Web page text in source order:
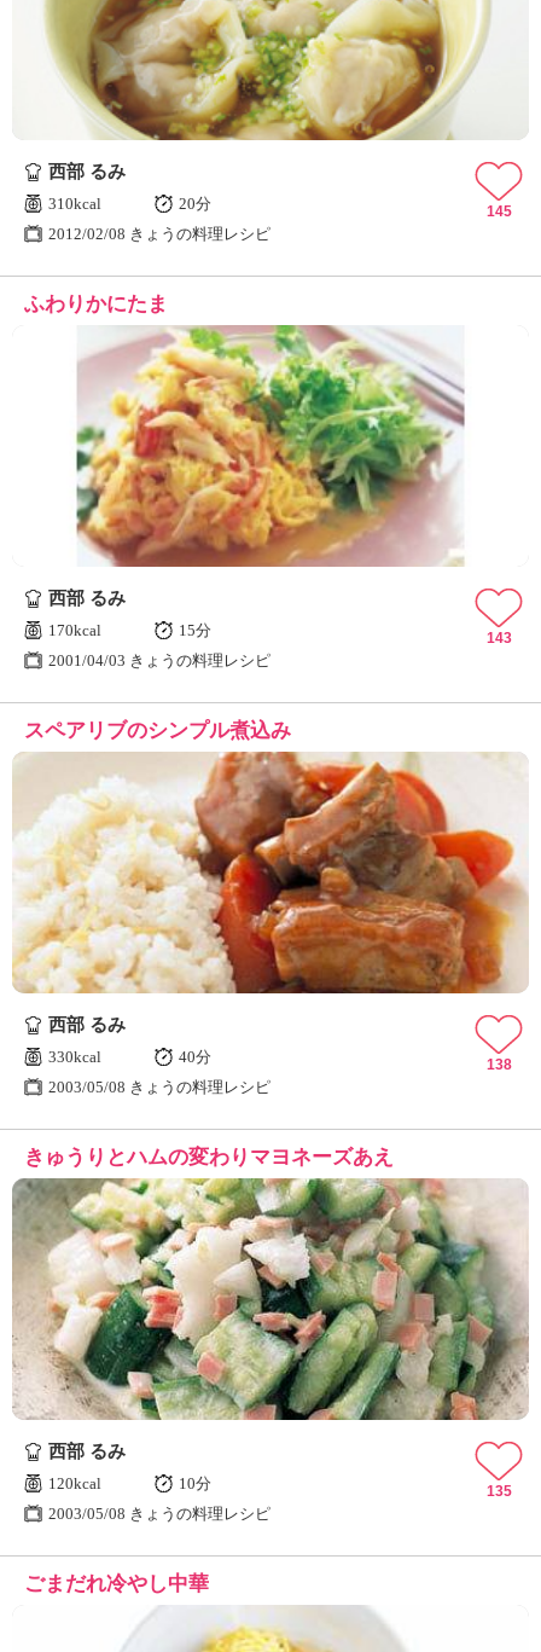
西部 るみ
310kcal
20分
2012/02/08 きょうの料理レシピ
145
ふわりかにたま
西部 るみ
170kcal
15分
2001/04/03 きょうの料理レシピ
143
スペアリブのシンプル煮込み
西部 るみ
330kcal
40分
2003/05/08 きょうの料理レシピ
138
きゅうりとハムの変わりマヨネーズあえ
西部 るみ
120kcal
10分
2003/05/08 きょうの料理レシピ
135
ごまだれ冷やし中華